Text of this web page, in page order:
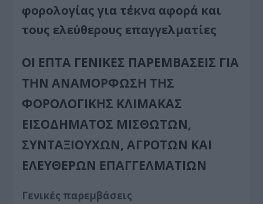
φορολογίας για τέκνα αφορά και
τους ελεύθερους επαγγελματίες
ΟΙ ΕΠΤΆ ΓΕΝΙΚΈΣ ΠΑΡΕΜΒΆΣΕΙΣ ΓΙΑ
ΤΗΝ ΑΝΑΜΌΡΦΩΣΗ ΤΗΣ
ΦΟΡΟΛΟΓΙΚΉΣ ΚΛΊΜΑΚΑΣ
ΕΙΣΟΔΉΜΑΤΟΣ ΜΙΣΘΩΤΏΝ,
ΣΥΝΤΑΞΙΟΎΧΩΝ, ΑΓΡΟΤΏΝ ΚΑΙ
ΕΛΕΥΘΈΡΩΝ ΕΠΑΓΓΕΛΜΑΤΙΏΝ
Γενικές παρεμβάσεις